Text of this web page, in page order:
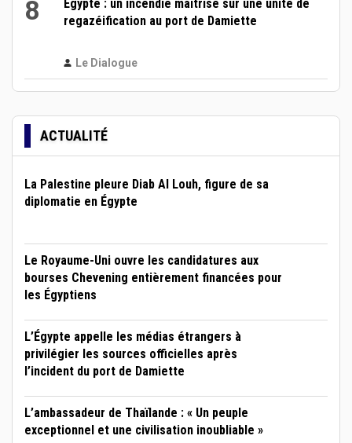
8
Égypte : un incendie maîtrisé sur une unité de
regazéification au port de Damiette
Le Dialogue
ACTUALITÉ
La Palestine pleure Diab Al Louh, figure de sa
diplomatie en Égypte
Le Royaume-Uni ouvre les candidatures aux
bourses Chevening entièrement financées pour
les Égyptiens
L’Égypte appelle les médias étrangers à
privilégier les sources officielles après
l’incident du port de Damiette
L’ambassadeur de Thaïlande : « Un peuple
exceptionnel et une civilisation inoubliable »